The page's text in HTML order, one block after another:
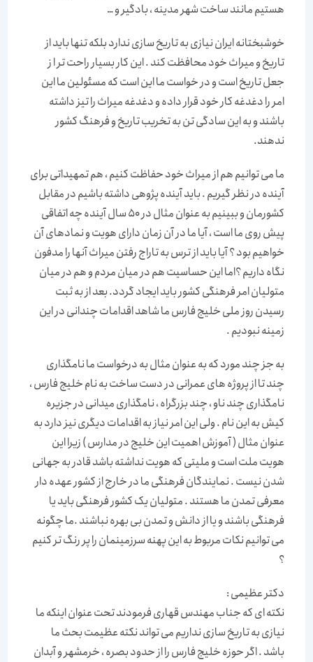
هستیم مانند ساخت شهر مدینه ، بادگیر و …
خوشبختانه ایران نیازی به تاریخ سازی ندارد بلکه تنها باید از
تاریخ و میراث خود محافظت کند . این کار بسیار راحت تر ا ز
جعل تاریخ است و در خواست ما این است که مسئولین ما این
امر را دغدغه کار خود قرار داده و دغدغه میراث را تیز داشته
باشند و به این سادگی تن به تخریب تاریخ و فرهنگ کشور
ندهند.
ما می توانیم هم از میراث خود حفاظت کنیم ، هم تمهیداتی برای
آینده در نظر گیریم . باید آینده پژوهی داشته باشیم در مقابل
کشورمان و ببینیم به عنوان مثال در 50 سال آینده چه اتفاقی
پیش روی ما است ، آیا ما در آن زمان دارای هویت و نمادهای آن
خواهیم بود ؟ آیا باید از ترس به تاراج رفتن میراث آنها را مدفون
نگاه داریم ؟اما این حساسیت هم در میان مردم و هم در میان
متولیان امر فرهنگی کشور باید ایجاد گردد. بعد از به ثبت
رسیدن روز ملی خلیج فارس ما شاهد اقدامات چندانی در این
زمینه نبودیم .
به جز چند مورد که به عنوان مثال به درخواست ما نامگذاری
چند تا از پروژه های عمرانی در دست ساخت به نام خلیج فارس ،
نامگذاری چند ناو ، چند بزرگراه ، نامگذاری میدانی در جزیره
کیش به این نام . ولی این امر نیاز به اقدامات دیگری نیز دارد به
عنوان مثال ( آموزش اهمیت این خلیج در مدارس ) زیرا این
هویت ملت است و ملیتی که هویت نداشته باشد قادر به جهانی
شدن نیست . نمایندگان فرهنگی ما در خارج از کشور عهده دار
معرفی تمدن ما هستند . متولیان یک کشور فرهنگی باید یا
فرهنگی باشند و یا از دانش و تمدن بی بهره نباشند .ما چگونه
می توانیم نکات مربوط به این پهنه سرزمینمان را پر رنگ تر کنیم
دکتر عظیمی :
نکته ای که جناب مهندس قهاری فرمودند تحت عنوان اینکه ما
نیازی به تاریخ سازی نداریم می تواند نکته عظیمت بحث ما
باشد . اگر حوزه خلیج فارس را از حدود بصره ، خرمشهر و آبدان